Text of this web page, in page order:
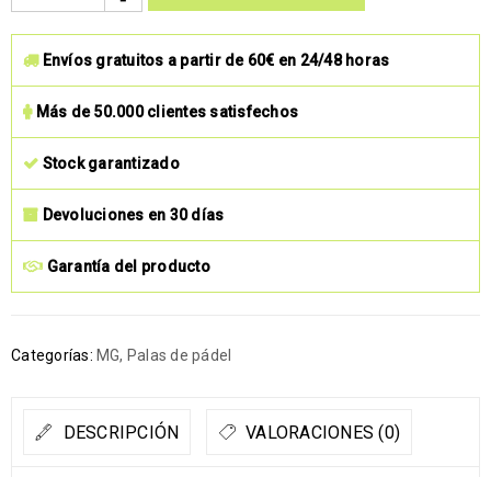
Envíos gratuitos a partir de 60€ en 24/48 horas
Más de 50.000 clientes satisfechos
Stock garantizado
Devoluciones en 30 días
Garantía del producto
Categorías: MG, Palas de pádel
DESCRIPCIÓN VALORACIONES (0)